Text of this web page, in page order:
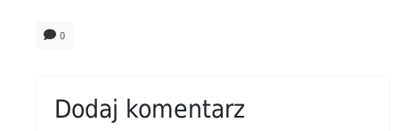
0
Dodaj komentarz